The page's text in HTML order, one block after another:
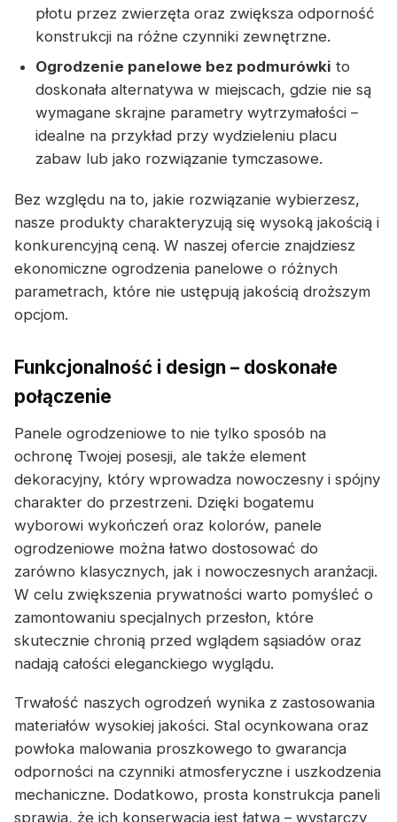
płotu przez zwierzęta oraz zwiększa odporność
konstrukcji na różne czynniki zewnętrzne.
Ogrodzenie panelowe bez podmurówki to
doskonała alternatywa w miejscach, gdzie nie są
wymagane skrajne parametry wytrzymałości –
idealne na przykład przy wydzieleniu placu
zabaw lub jako rozwiązanie tymczasowe.
Bez względu na to, jakie rozwiązanie wybierzesz,
nasze produkty charakteryzują się wysoką jakością i
konkurencyjną ceną. W naszej ofercie znajdziesz
ekonomiczne ogrodzenia panelowe o różnych
parametrach, które nie ustępują jakością droższym
opcjom.
Funkcjonalność i design – doskonałe
połączenie
Panele ogrodzeniowe to nie tylko sposób na
ochronę Twojej posesji, ale także element
dekoracyjny, który wprowadza nowoczesny i spójny
charakter do przestrzeni. Dzięki bogatemu
wyborowi wykończeń oraz kolorów, panele
ogrodzeniowe można łatwo dostosować do
zarówno klasycznych, jak i nowoczesnych aranżacji.
W celu zwiększenia prywatności warto pomyśleć o
zamontowaniu specjalnych przesłon, które
skutecznie chronią przed wglądem sąsiadów oraz
nadają całości eleganckiego wyglądu.
Trwałość naszych ogrodzeń wynika z zastosowania
materiałów wysokiej jakości. Stal ocynkowana oraz
powłoka malowania proszkowego to gwarancja
odporności na czynniki atmosferyczne i uszkodzenia
mechaniczne. Dodatkowo, prosta konstrukcja paneli
sprawia, że ich konserwacja jest łatwa – wystarczy